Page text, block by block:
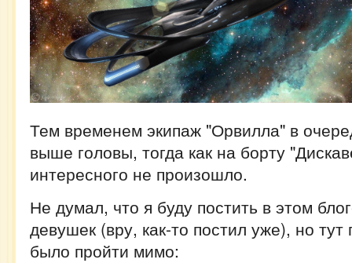
Тем временем экипаж "Орвилла" в
выше головы, тогда как на борту
интересного не произошло.
Не думал, что я буду постить в этом
девушек (вру, как-то постил уже), но
было пройти мимо: